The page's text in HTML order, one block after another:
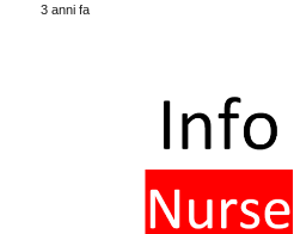
3 anni fa